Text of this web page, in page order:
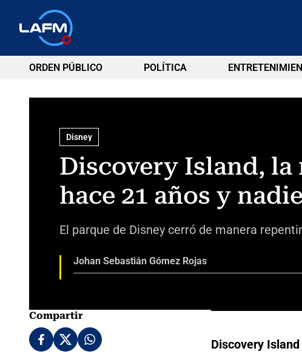
ORDEN PÚBLICO POLÍTICA
Disney
Discovery Island, la
hace 21 años y
El parque de Disney cerró de manera
Johan Sebastián Gómez Rojas
Compartir
Discovery Island